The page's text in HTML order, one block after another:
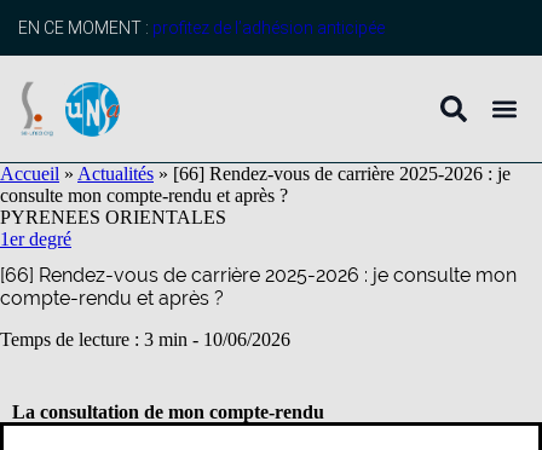
principal
EN CE MOMENT : profitez de l’adhésion anticipée
Accueil » Actualités » [66] Rendez-vous de carrière 2025-2026 : je
consulte mon compte-rendu et après ?
PYRENEES ORIENTALES
1er degré
[66] Rendez-vous de carrière 2025-2026 : je consulte mon
compte-rendu et après ?
Temps de lecture : 3 min - 10/06/2026
La consultation de mon compte-rendu